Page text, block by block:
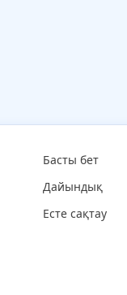
Басты бет
Дайындық
Есте сақтау